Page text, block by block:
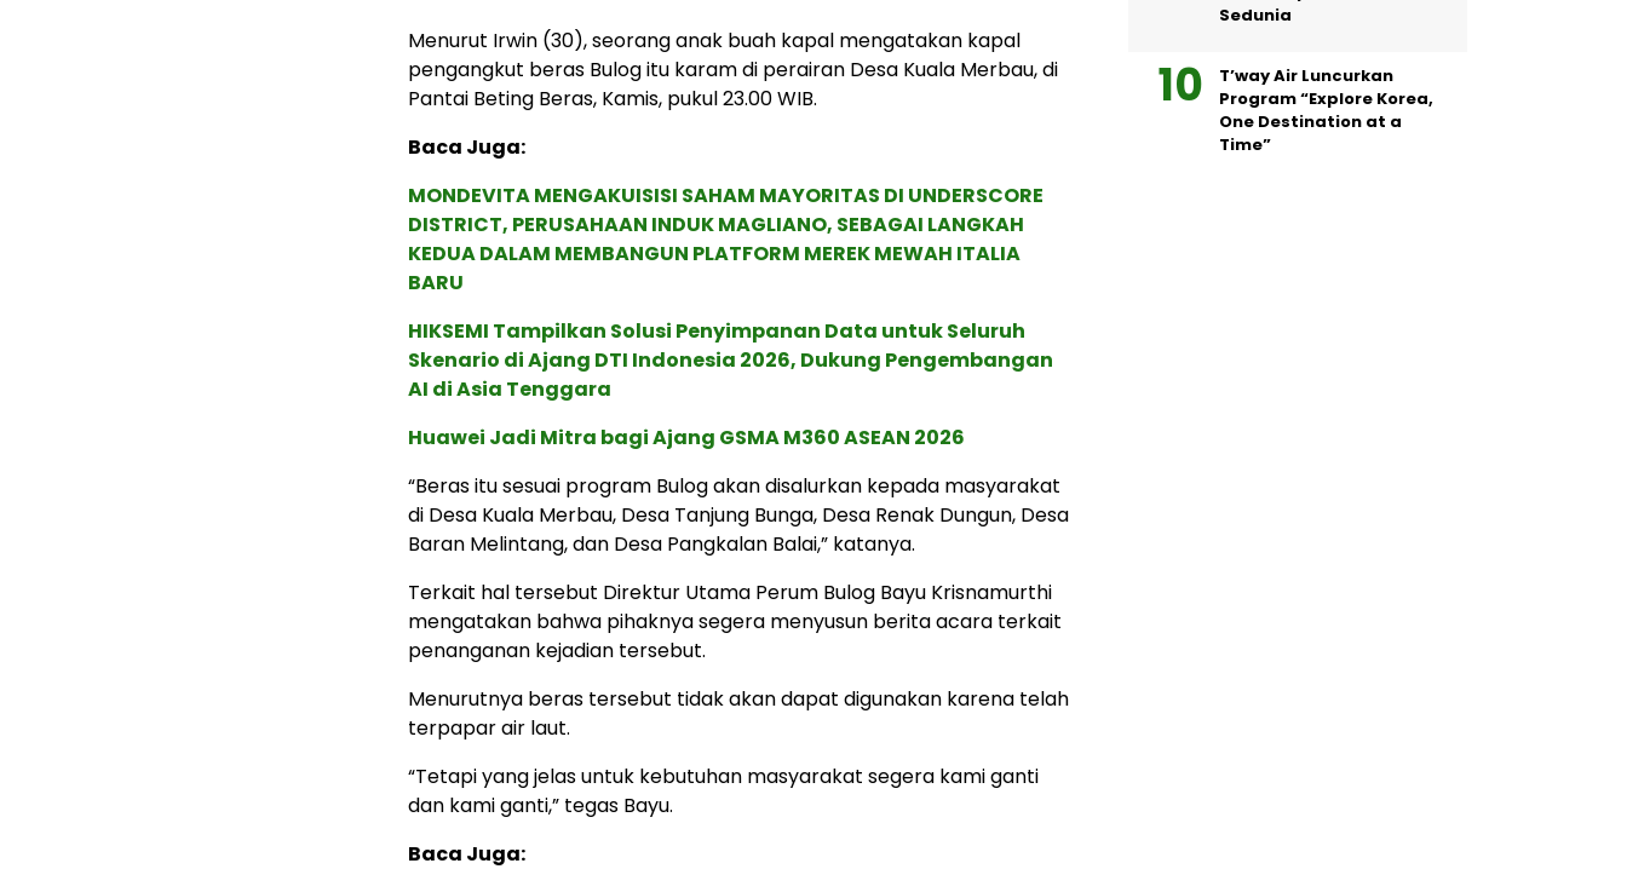
Menurut Irwin (30), seorang anak buah kapal mengatakan kapal
pengangkut beras Bulog itu karam di perairan Desa Kuala Merbau, di
Pantai Beting Beras, Kamis, pukul 23.00 WIB.
Baca Juga:
MONDEVITA MENGAKUISISI SAHAM MAYORITAS DI UNDERSCORE
DISTRICT, PERUSAHAAN INDUK MAGLIANO, SEBAGAI LANGKAH
KEDUA DALAM MEMBANGUN PLATFORM MEREK MEWAH ITALIA
BARU
HIKSEMI Tampilkan Solusi Penyimpanan Data untuk Seluruh
Skenario di Ajang DTI Indonesia 2026, Dukung Pengembangan
AI di Asia Tenggara
Huawei Jadi Mitra bagi Ajang GSMA M360 ASEAN 2026
“Beras itu sesuai program Bulog akan disalurkan kepada masyarakat
di Desa Kuala Merbau, Desa Tanjung Bunga, Desa Renak Dungun, Desa
Baran Melintang, dan Desa Pangkalan Balai,” katanya.
Terkait hal tersebut Direktur Utama Perum Bulog Bayu Krisnamurthi
mengatakan bahwa pihaknya segera menyusun berita acara terkait
penanganan kejadian tersebut.
Menurutnya beras tersebut tidak akan dapat digunakan karena telah
terpapar air laut.
“Tetapi yang jelas untuk kebutuhan masyarakat segera kami ganti
dan kami ganti,” tegas Bayu.
Baca Juga:
Sedunia
T’way Air Luncurkan
Program “Explore Korea,
One Destination at a
Time”